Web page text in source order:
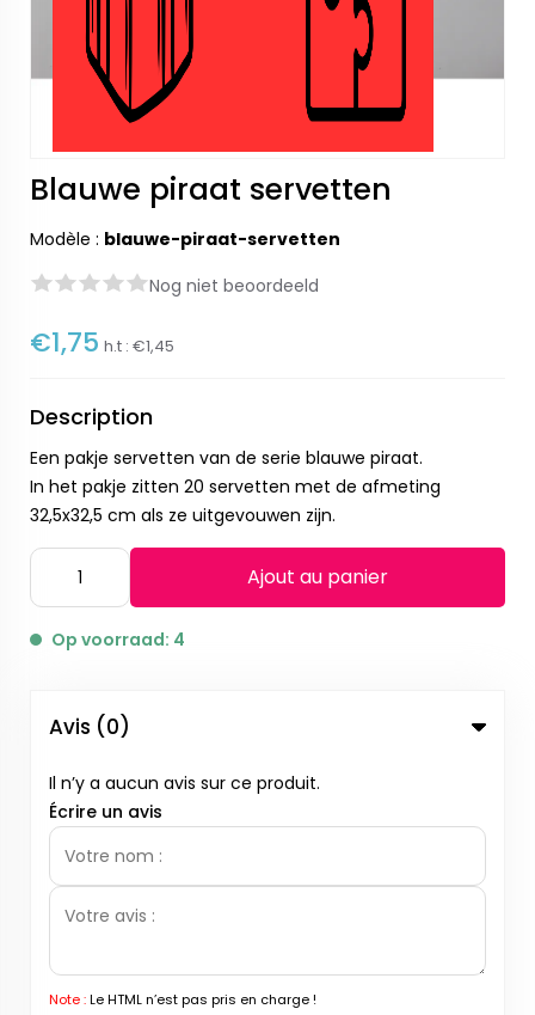
Blauwe piraat servetten
Modèle : blauwe-piraat-servetten
Nog niet beoordeeld
€1,75 h.t : €1,45
Description
Een pakje servetten van de serie blauwe piraat.
In het pakje zitten 20 servetten met de afmeting
32,5x32,5 cm als ze uitgevouwen zijn.
Ajout au panier
Op voorraad: 4
Avis (0)
Il n’y a aucun avis sur ce produit.
Écrire un avis
Note :Le HTML n’est pas pris en charge !